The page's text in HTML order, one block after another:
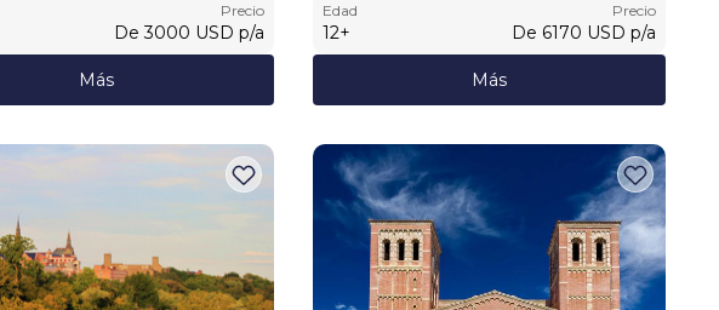
Precio
De 3000 USD p/a
Más
Edad
12+
Precio
De 6170 USD p/a
Más